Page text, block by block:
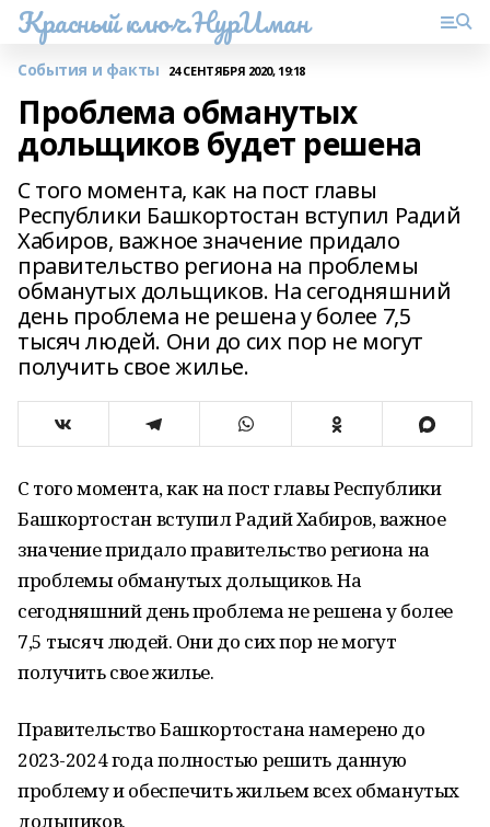
Красный ключ.НурИман
События и факты 24 СЕНТЯБРЯ 2020, 19:18
Проблема обманутых
дольщиков будет решена
С того момента, как на пост главы
Республики Башкортостан вступил Радий
Хабиров, важное значение придало
правительство региона на проблемы
обманутых дольщиков. На сегодняшний
день проблема не решена у более 7,5
тысяч людей. Они до сих пор не могут
получить свое жилье.
С того момента, как на пост главы Республики
Башкортостан вступил Радий Хабиров, важное
значение придало правительство региона на
проблемы обманутых дольщиков. На
сегодняшний день проблема не решена у более
7,5 тысяч людей. Они до сих пор не могут
получить свое жилье.
Правительство Башкортостана намерено до
2023-2024 года полностью решить данную
проблему и обеспечить жильем всех обманутых
дольщиков.